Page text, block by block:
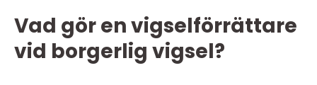
Vad gör en vigselförrättare
vid borgerlig vigsel?